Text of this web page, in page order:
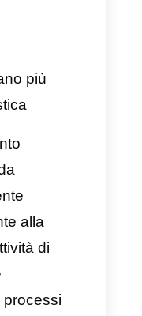
l'app di
e l’API
tramite Zapier
in arrivo.
Callbell?
che è